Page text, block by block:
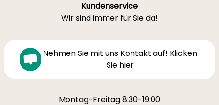
Kundenservice
Wir sind immer für Sie da!
Nehmen Sie mit uns Kontakt auf! Klicken
Sie hier
Montag-Freitag 8:30-19:00